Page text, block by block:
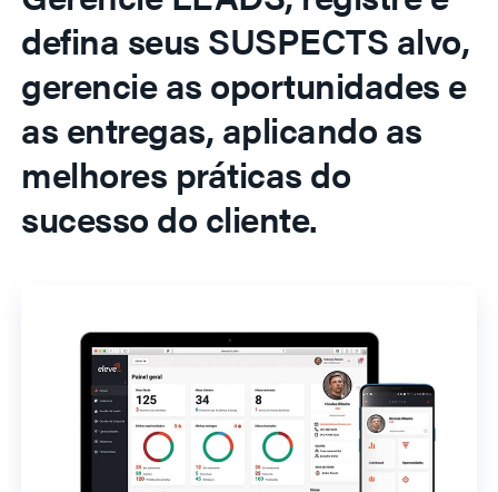
defina seus SUSPECTS alvo,
gerencie as oportunidades e
as entregas, aplicando as
melhores práticas do
sucesso do cliente.